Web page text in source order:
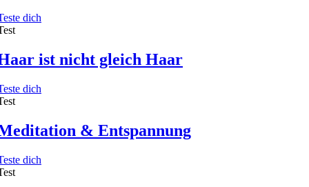
dich
ist nicht gleich Haar
dich
& Entspannung
dich